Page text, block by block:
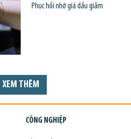
Phục hồi nhờ giá dầu giảm
XEM THÊM
CÔNG NGHIỆP